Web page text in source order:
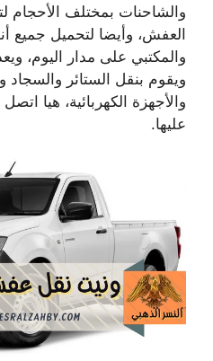
والشاحنات بمختلف
العفش، وأيضا لتحميل جميع
والمكتبي على مدار اليوم،
ويقوم بنقل الستائر والسجاد
والأجهزة الكهربائية، هيا
عليها.